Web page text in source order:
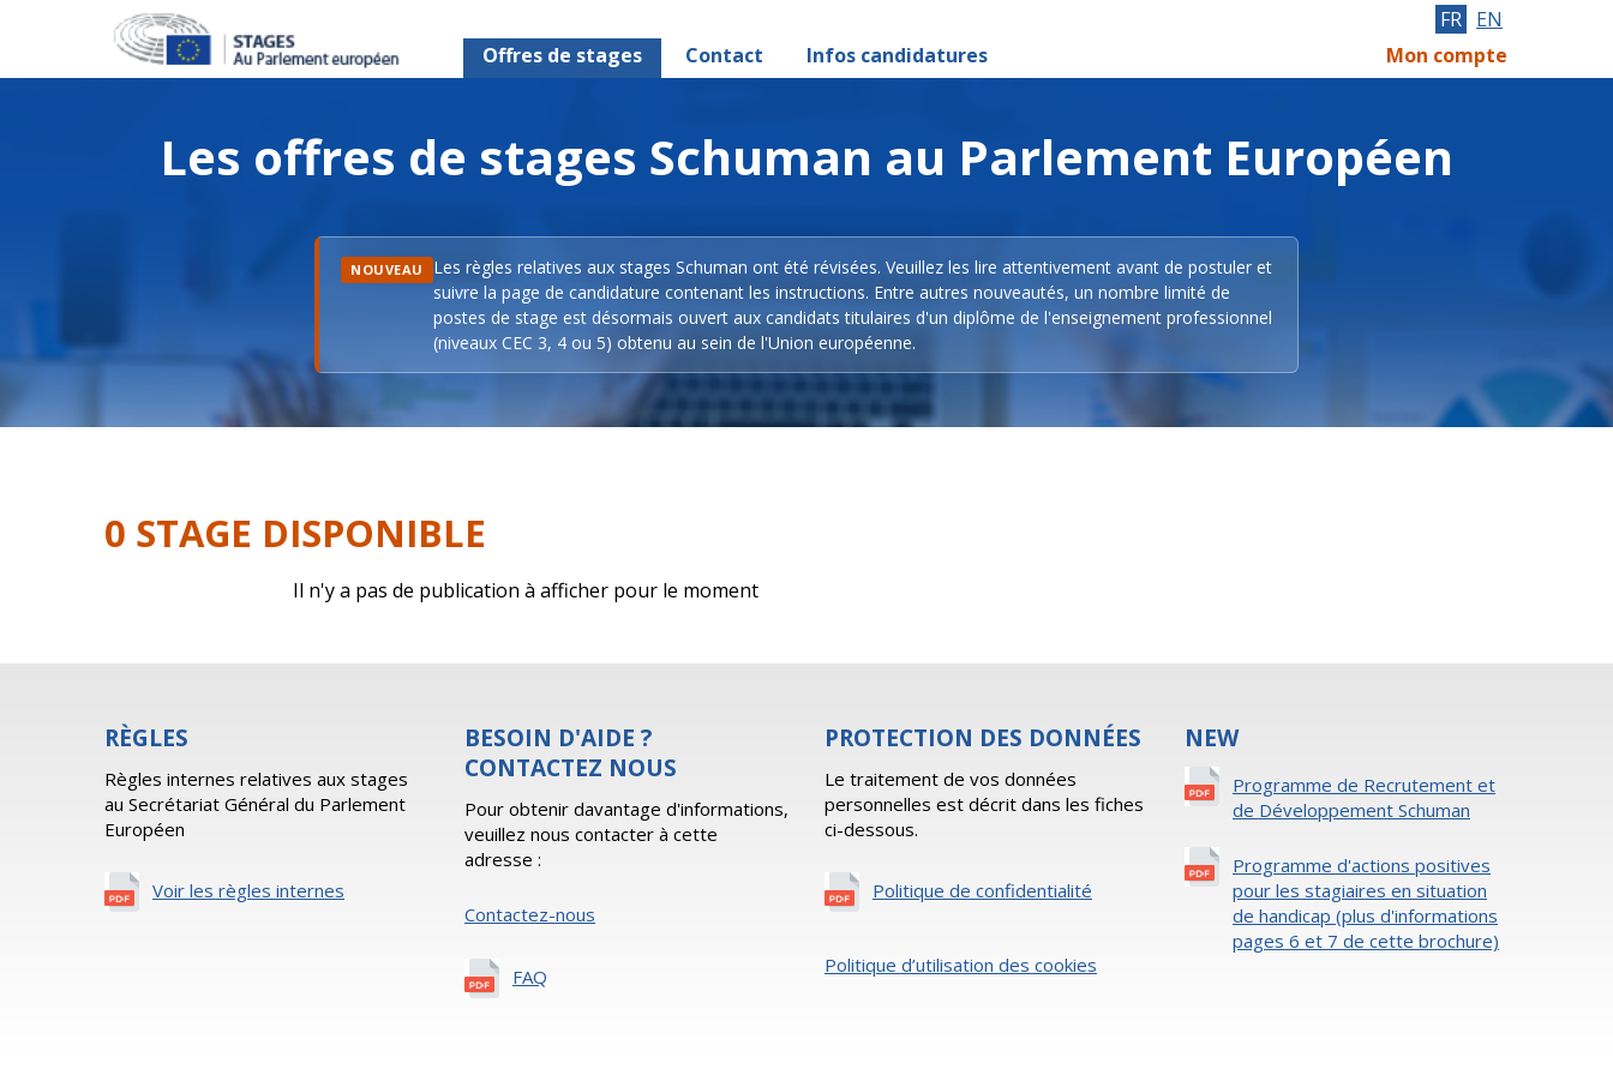
Offres de stages Contact Infos candidatures
FR EN
Mon compte
Les offres de stages Schuman au Parlement Européen
NOUVEAU
Les règles relatives aux stages Schuman ont été révisées. Veuillez les lire attentivement avant de postuler et
suivre la page de candidature contenant les instructions. Entre autres nouveautés, un nombre limité de
postes de stage est désormais ouvert aux candidats titulaires d'un diplôme de l'enseignement professionnel
(niveaux CEC 3, 4 ou 5) obtenu au sein de l'Union européenne.
0 STAGE DISPONIBLE
Il n'y a pas de publication à afficher pour le moment
RÈGLES
Règles internes relatives aux stages
au Secrétariat Général du Parlement
Européen
Voir les règles internes
BESOIN D'AIDE ?
CONTACTEZ NOUS
Pour obtenir davantage d'informations,
veuillez nous contacter à cette
adresse :
Contactez-nous
FAQ
PROTECTION DES DONNÉES
Le traitement de vos données
personnelles est décrit dans les fiches
ci-dessous.
Politique de confidentialité
Politique d’utilisation des cookies
NEW
Programme de Recrutement et
de Développement Schuman
Programme d'actions positives
pour les stagiaires en situation
de handicap (plus d'informations
pages 6 et 7 de cette brochure)